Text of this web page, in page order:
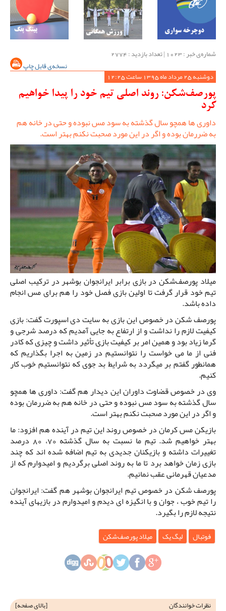
شماره‌ی خبر : ‌1023 | تعداد بازدید : 2774
نسخه‌ی قابل چاپ
دوشنبه 25 مرداد ماه 1395 ساعت 12:25
پورصف‌شکن: روند اصلی تیم خود را پیدا خواهیم
کرد
داوری ها همچو سال گذشته به سود مس نبوده و حتی در خانه هم
به ضررمان بوده و اگر در این مورد صحبت نکنم بهتر است.
میلاد پورصف‌شکن در بازی برابر ایرانجوان بوشهر در ترکیب اصلی
تیم خود قرار گرفت تا اولین بازی فصل خود را هم برای مس انجام
داده باشد.
پورصف شکن در خصوص این بازی به سایت دی اسپورت گفت: بازی
کیفیت لازم را نداشت و از ارتفاع به جایی آمدیم که درصد شرجی و
گرما زیاد بود و همین امر بر کیفیت بازی تأثیر داشت و چیزی که کادر
فنی از ما می خواست را نتوانستیم در زمین به اجرا بگذاریم که
همانطور گفتم بر میگردد به شرایط بد جوی که نتوانستیم خوب کار
کنیم.
وی در خصوص قضاوت داوران این دیدار هم گفت: داوری ها همچو
سال گذشته به سود مس نبوده و حتی در خانه هم به ضررمان بوده
و اگر در این مورد صحبت نکنم بهتر است.
بازیکن مس کرمان در خصوص روند این تیم در آینده هم افزود: ما
بهتر خواهیم شد. تیم ما نسبت به سال گذشته 70، 80 درصد
تغییرات داشته و بازیکنان جدیدی به تیم اضافه شده اند که چند
بازی زمان خواهد برد تا ما به روند اصلی برگردیم و امیدوارم که از
مدعیان قهرمانی عقب نمانیم.
پورصف شکن در خصوص تیم ایرانجوان بوشهر هم گفت: ایرانجوان
را تیم خوب ، جوان و با انگیزه ای دیدم و امیدوارم در بازیهای آینده
نتیجه لازم را بگیرد.
فوتبال لیگ یک میلاد پورصف‌شکن
نظرات خوانندگان [بالای صفحه]